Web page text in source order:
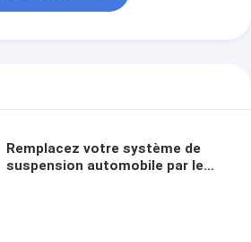
Remplacez votre système de
suspension automobile par le